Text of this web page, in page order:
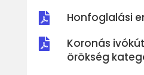

Honfoglalási

Koronás
örökség